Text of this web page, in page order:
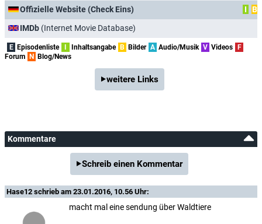
Offizielle Website (Check Eins)
I
B
IMDb (Internet Movie Database)
E Episodenliste I Inhaltsangabe B Bilder A Audio/Musik V Videos F
Forum N Blog/News
weitere Links
Kommentare
Schreib einen Kommentar
Hase12 schrieb am 23.01.2016, 10.56 Uhr:
macht mal eine sendung über Waldtiere